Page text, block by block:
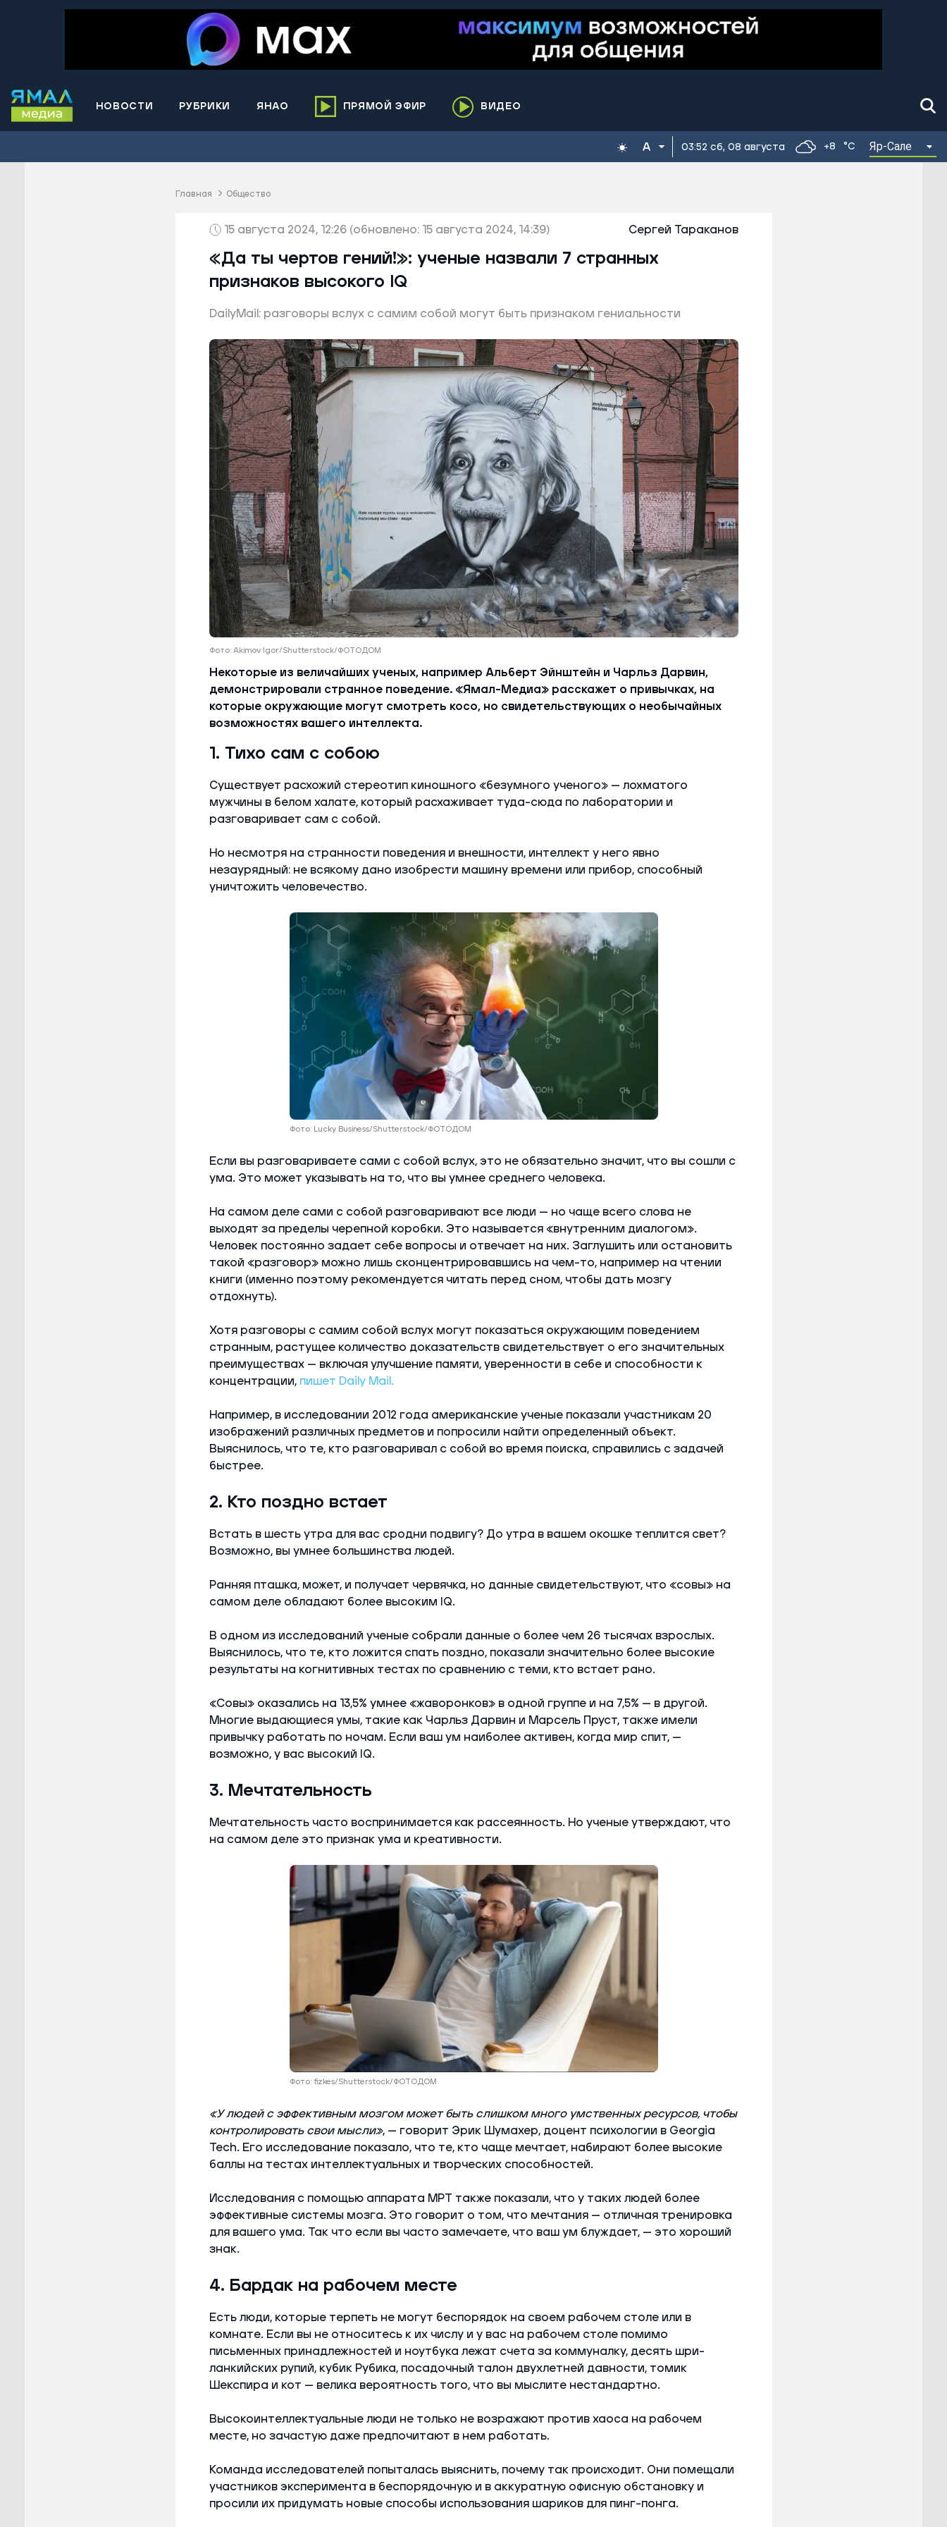
НОВОСТИ РУБРИКИ ЯНАО
район
Муравленко
Приуральский район
Салехард
Тарко-Сале
Тазовский район
Шурышкарский район
Ямальский район
ПРЯМОЙ ЭФИР ВИДЕО
03:52 сб, 08 августа +8 °C Яр-Сале
Главная Общество
15 августа 2024, 12:26 (обновлено: 15 августа 2024, 14:39) Сергей Тараканов
«Да ты чертов гений!»: ученые назвали 7 странных
признаков высокого IQ
DailyMail: разговоры вслух с самим собой могут быть признаком гениальности
Фото: Akimov Igor/Shutterstock/ФОТОДОМ
Некоторые из величайших ученых, например Альберт Эйнштейн и Чарльз Дарвин,
демонстрировали странное поведение. «Ямал-Медиа» расскажет о привычках, на
которые окружающие могут смотреть косо, но свидетельствующих о необычайных
возможностях вашего интеллекта.
1. Тихо сам с собою
Существует расхожий стереотип киношного «безумного ученого» — лохматого
мужчины в белом халате, который расхаживает туда-сюда по лаборатории и
разговаривает сам с собой.
Но несмотря на странности поведения и внешности, интеллект у него явно
незаурядный: не всякому дано изобрести машину времени или прибор, способный
уничтожить человечество.
Фото: Lucky Business/Shutterstock/ФОТОДОМ
Если вы разговариваете сами с собой вслух, это не обязательно значит, что вы сошли с
ума. Это может указывать на то, что вы умнее среднего человека.
На самом деле сами с собой разговаривают все люди — но чаще всего слова не
выходят за пределы черепной коробки. Это называется «внутренним диалогом».
Человек постоянно задает себе вопросы и отвечает на них. Заглушить или остановить
такой «разговор» можно лишь сконцентрировавшись на чем-то, например на чтении
книги (именно поэтому рекомендуется читать перед сном, чтобы дать мозгу
отдохнуть).
Хотя разговоры с самим собой вслух могут показаться окружающим поведением
странным, растущее количество доказательств свидетельствует о его значительных
преимуществах — включая улучшение памяти, уверенности в себе и способности к
концентрации, пишет Daily Mail.
Например, в исследовании 2012 года американские ученые показали участникам 20
изображений различных предметов и попросили найти определенный объект.
Выяснилось, что те, кто разговаривал с собой во время поиска, справились с задачей
быстрее.
2. Кто поздно встает
Встать в шесть утра для вас сродни подвигу? До утра в вашем окошке теплится свет?
Возможно, вы умнее большинства людей.
Ранняя пташка, может, и получает червячка, но данные свидетельствуют, что «совы» на
самом деле обладают более высоким IQ.
В одном из исследований ученые собрали данные о более чем 26 тысячах взрослых.
Выяснилось, что те, кто ложится спать поздно, показали значительно более высокие
результаты на когнитивных тестах по сравнению с теми, кто встает рано.
«Совы» оказались на 13,5% умнее «жаворонков» в одной группе и на 7,5% — в другой.
Многие выдающиеся умы, такие как Чарльз Дарвин и Марсель Пруст, также имели
привычку работать по ночам. Если ваш ум наиболее активен, когда мир спит, —
возможно, у вас высокий IQ.
3. Мечтательность
Мечтательность часто воспринимается как рассеянность. Но ученые утверждают, что
на самом деле это признак ума и креативности.
Фото: fizkes/Shutterstock/ФОТОДОМ
«У людей с эффективным мозгом может быть слишком много умственных ресурсов, чтобы
контролировать свои мысли», — говорит Эрик Шумахер, доцент психологии в Georgia
Tech. Его исследование показало, что те, кто чаще мечтает, набирают более высокие
баллы на тестах интеллектуальных и творческих способностей.
Исследования с помощью аппарата МРТ также показали, что у таких людей более
эффективные системы мозга. Это говорит о том, что мечтания — отличная тренировка
для вашего ума. Так что если вы часто замечаете, что ваш ум блуждает, — это хороший
знак.
4. Бардак на рабочем месте
Есть люди, которые терпеть не могут беспорядок на своем рабочем столе или в
комнате. Если вы не относитесь к их числу и у вас на рабочем столе помимо
письменных принадлежностей и ноутбука лежат счета за коммуналку, десять шри-
ланкийских рупий, кубик Рубика, посадочный талон двухлетней давности, томик
Шекспира и кот — велика вероятность того, что вы мыслите нестандартно.
Высокоинтеллектуальные люди не только не возражают против хаоса на рабочем
месте, но зачастую даже предпочитают в нем работать.
Команда исследователей попыталась выяснить, почему так происходит. Они помещали
участников эксперимента в беспорядочную и в аккуратную офисную обстановку и
просили их придумать новые способы использования шариков для пинг-понга.